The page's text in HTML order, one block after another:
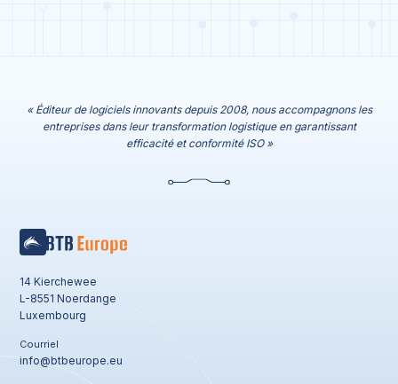
« Éditeur de logiciels innovants depuis 2008, nous accompagnons les
entreprises dans leur transformation logistique en garantissant
efficacité et conformité ISO »
14 Kierchewee
L-8551 Noerdange
Luxembourg
Courriel
info@btbeurope.eu